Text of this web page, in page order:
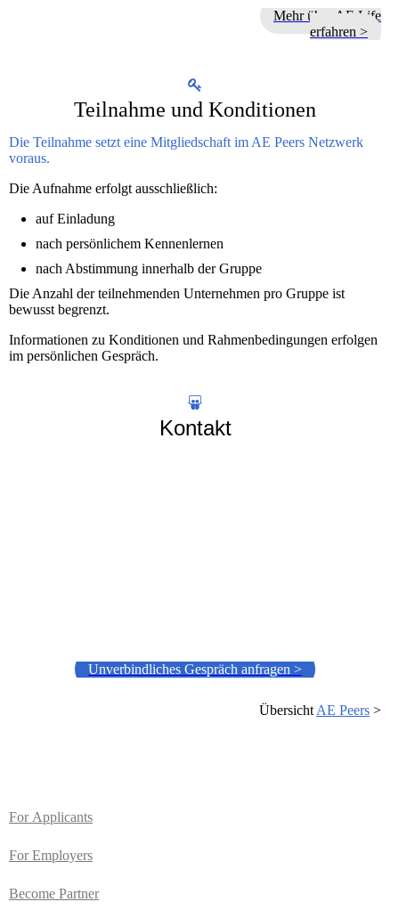
Mehr über AE Life
erfahren >
Teilnahme und Konditionen
Die Teilnahme setzt eine Mitgliedschaft im AE Peers Netzwerk
voraus.
Die Aufnahme erfolgt ausschließlich:
auf Einladung
nach persönlichem Kennenlernen
nach Abstimmung innerhalb der Gruppe
Die Anzahl der teilnehmenden Unternehmen pro Gruppe ist
bewusst begrenzt.
Informationen zu Konditionen und Rahmenbedingungen erfolgen
im persönlichen Gespräch.
Kontakt
Unverbindliches Gespräch anfragen >
Übersicht AE Peers >
For Applicants
For Employers
Become Partner